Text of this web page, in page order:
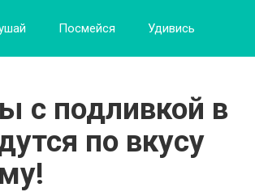
Посмейся Удивись
с подливкой в
по вкусу